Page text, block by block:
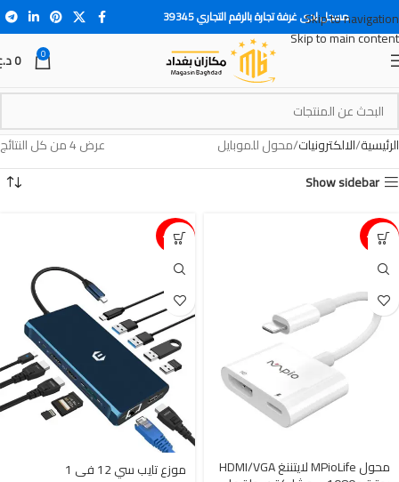
Skip to navigation
Skip to main content
مسجل لدى غرفة تجارة بالرقم التجاري 39345
0
0
الرئيسية الالكترونيات محول للموبايل
عرض ⁦4⁩ من كل النتائج
Show sidebar
15%-
محول MPioLife لايتننغ HDMI/VGA
15%-
موزع تايب سي 12 في 1